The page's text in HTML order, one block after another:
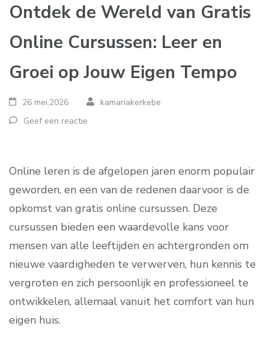
Ontdek de Wereld van Gratis
Online Cursussen: Leer en
Groei op Jouw Eigen Tempo
26 mei,2026
kamariakerkebe
Geef een reactie
Online leren is de afgelopen jaren enorm populair
geworden, en een van de redenen daarvoor is de
opkomst van gratis online cursussen. Deze
cursussen bieden een waardevolle kans voor
mensen van alle leeftijden en achtergronden om
nieuwe vaardigheden te verwerven, hun kennis te
vergroten en zich persoonlijk en professioneel te
ontwikkelen, allemaal vanuit het comfort van hun
eigen huis.